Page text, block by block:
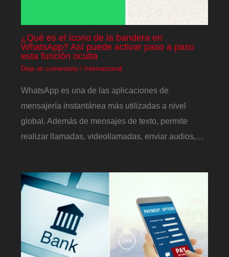
¿Qué es el ícono de la bandera en
WhatsApp? Así puede activar paso a paso
esta función oculta
Deja un comentario / Internacional
WhatsApp es una de las aplicaciones de
mensajería instantánea más utilizadas a nivel
global. Además de mensajes de texto, permite
realizar llamadas, videollamadas, enviar audios,…